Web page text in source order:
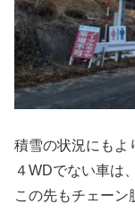
積雪の状況にもよ
４WDでない車は
この先もチェーン